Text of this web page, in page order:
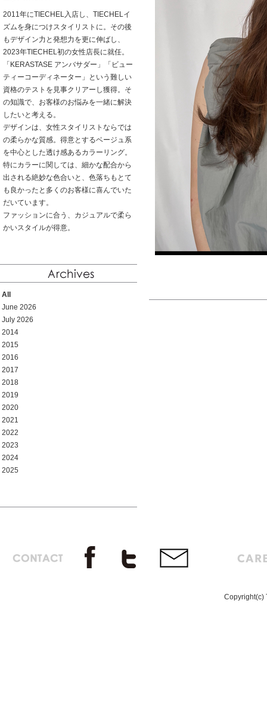
2011年にTIECHEL入店し、TIECHELイ
ズムを身につけスタイリストに。その後
もデザイン力と発想力を更に伸ばし、
2023年TIECHEL初の女性店長に就任。
「KERASTASE アンバサダー」「ビュー
ティーコーディネーター」という難しい
資格のテストを見事クリアーし獲得。そ
の知識で、お客様のお悩みを一緒に解決
したいと考える。
デザインは、女性スタイリストならでは
の柔らかな質感。得意とするベージュ系
を中心とした透け感あるカラーリング。
特にカラーに関しては、細かな配合から
出される絶妙な色合いと、色落ちもとて
も良かったと多くのお客様に喜んでいた
だいています。
ファッションに合う、カジュアルで柔ら
かいスタイルが得意。
All
June 2026
July 2026
2014
2015
2016
2017
2018
2019
2020
2021
2022
2023
2024
2025
Copyright(c)